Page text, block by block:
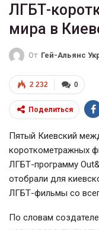
ЛГБТ-
мира в
От Гей-Альянс
0
2 232
Поделиться
Пятый Киевский
короткометражных
ЛГБТ-программу
отобрали для
ЛГБТ-фильмы со
По словам